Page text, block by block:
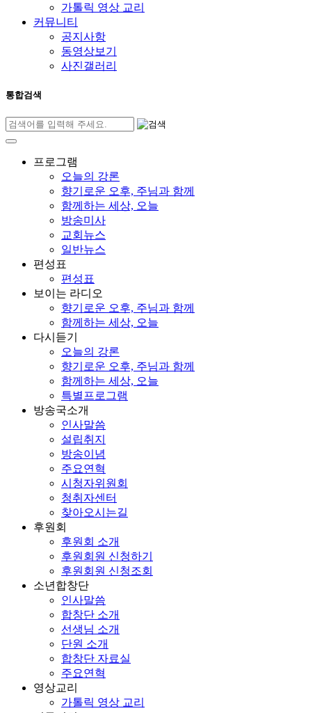
가톨릭 영상 교리
커뮤니티
공지사항
동영상보기
사진갤러리
통합검색
프로그램
오늘의 강론
향기로운 오후, 주님과 함께
함께하는 세상, 오늘
방송미사
교회뉴스
일반뉴스
편성표
편성표
보이는 라디오
향기로운 오후, 주님과 함께
함께하는 세상, 오늘
다시듣기
오늘의 강론
향기로운 오후, 주님과 함께
함께하는 세상, 오늘
특별프로그램
방송국소개
인사말씀
설립취지
방송이념
주요연혁
시청자위원회
청취자센터
찾아오시는길
후원회
후원회 소개
후원회원 신청하기
후원회원 신청조회
소년합창단
인사말씀
합창단 소개
선생님 소개
단원 소개
합창단 자료실
주요연혁
영상교리
가톨릭 영상 교리